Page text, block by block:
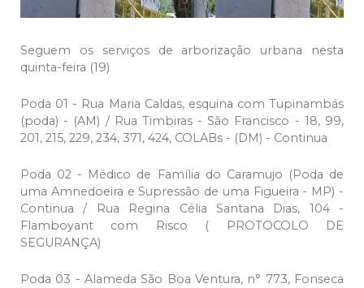
Seguem os serviços de arborização urbana nesta
quinta-feira (19)
Poda 01 - Rua Maria Caldas, esquina com Tupinambás
(poda) - (AM) / Rua Timbiras - São Francisco - 18, 99,
201, 215, 229, 234, 371, 424, COLABs - (DM) - Continua
Poda 02 - Médico de Família do Caramujo (Poda de
uma Amnedoeira e Supressão de uma Figueira - MP) -
Continua / Rua Regina Célia Santana Dias, 104 -
Flamboyant com Risco ( PROTOCOLO DE
SEGURANÇA)
Poda 03 - Alameda São Boa Ventura, n° 773, Fonseca